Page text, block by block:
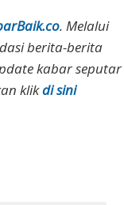
. Melalui
berita-berita
kabar seputar
klikdi sini